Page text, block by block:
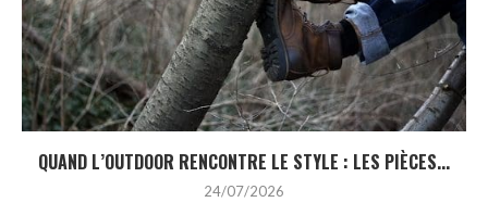
QUAND L’OUTDOOR RENCONTRE LE STYLE : LES PIÈCES...
24/07/2026